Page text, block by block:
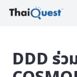
DDD ร่ว